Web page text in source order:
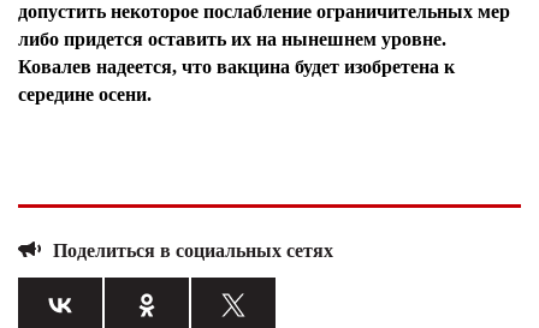
допустить некоторое послабление ограничительных мер
либо придется оставить их на нынешнем уровне.
Ковалев надеется, что вакцина будет изобретена к
середине осени.
Поделиться в социальных сетях